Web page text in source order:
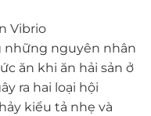
Vibrio
những nguyên nhân
ăn khi ăn hải sản ở
ra hai loại hội
kiểu tả nhẹ và